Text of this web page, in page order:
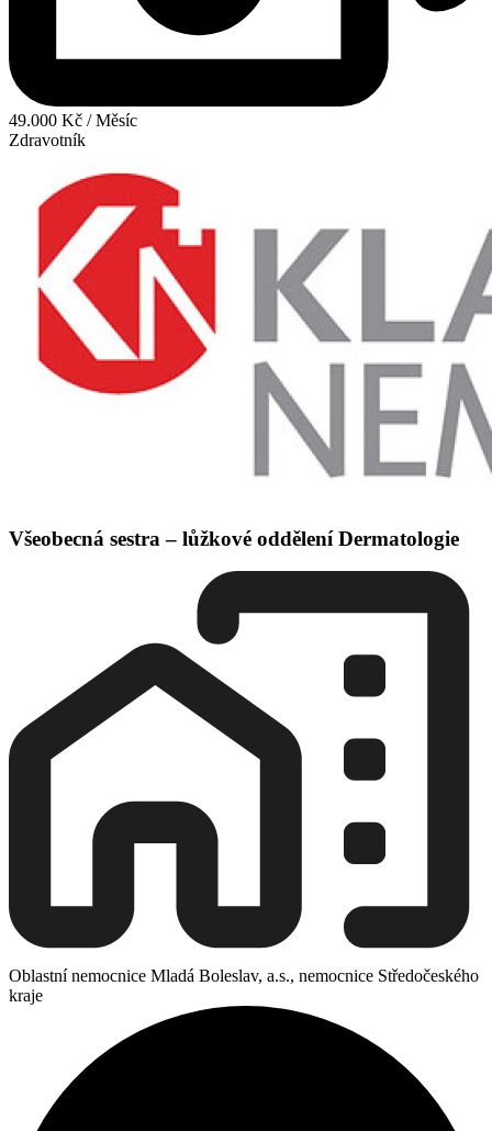
49.000 Kč / Měsíc
Zdravotník
Všeobecná sestra – lůžkové oddělení Dermatologie
Oblastní nemocnice Mladá Boleslav, a.s., nemocnice Středočeského
kraje